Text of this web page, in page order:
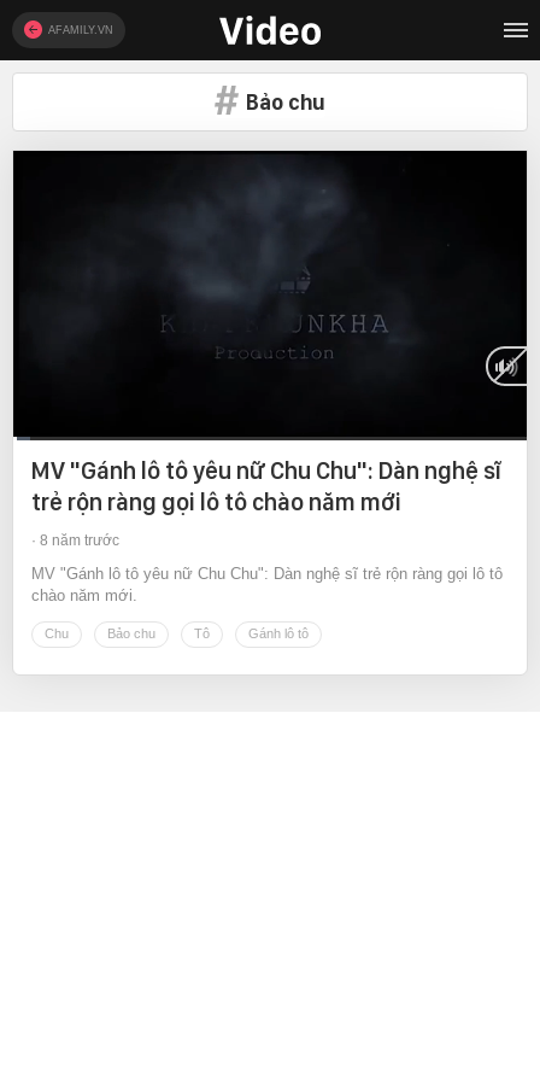
AFAMILY.VN
Bảo chu
Time
Duration
22:01
MV "Gánh lô tô yêu nữ Chu Chu": Dàn nghệ sĩ
trẻ rộn ràng gọi lô tô chào năm mới
8 năm trước
MV "Gánh lô tô yêu nữ Chu Chu": Dàn nghệ sĩ trẻ rộn ràng gọi lô tô
chào năm mới.
Chu Bảo chu Tô Gánh lô tô